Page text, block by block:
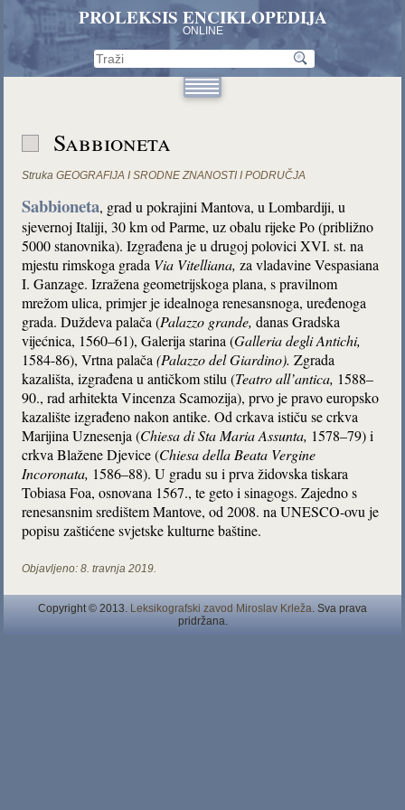
PROLEKSIS ENCIKLOPEDIJA
ONLINE
Sabbioneta
Struka GEOGRAFIJA I SRODNE ZNANOSTI I PODRUČJA
Sabbioneta, grad u pokrajini Mantova, u Lombardiji, u
sjevernoj Italiji, 30 km od Parme, uz obalu rijeke Po (približno
5000 stanovnika). Izgrađena je u drugoj polovici XVI. st. na
mjestu rimskoga grada Via Vitelliana, za vladavine Vespasiana
I. Ganzage. Izražena geometrijskoga plana, s pravilnom
mrežom ulica, primjer je idealnoga renesansnoga, uređenoga
grada. Duždeva palača (Palazzo grande, danas Gradska
vijećnica, 1560–61), Galerija starina (Galleria degli Antichi,
1584-86), Vrtna palača(Palazzo del Giardino). Zgrada
kazališta, izgrađena u antičkom stilu (Teatro all’antica, 1588–
90., rad arhitekta Vincenza Scamozija), prvo je pravo europsko
kazalište izgrađeno nakon antike. Od crkava ističu se crkva
Marijina Uznesenja (Chiesa di Sta Maria Assunta, 1578–79) i
crkva Blažene Djevice (Chiesa della Beata Vergine
Incoronata, 1586–88). U gradu su i prva židovska tiskara
Tobiasa Foa, osnovana 1567., te geto i sinagogs. Zajedno s
renesansnim središtem Mantove, od 2008. na UNESCO-ovu je
popisu zaštićene svjetske kulturne baštine.
Objavljeno: 8. travnja 2019.
Copyright © 2013. Leksikografski zavod Miroslav Krleža. Sva prava
pridržana.